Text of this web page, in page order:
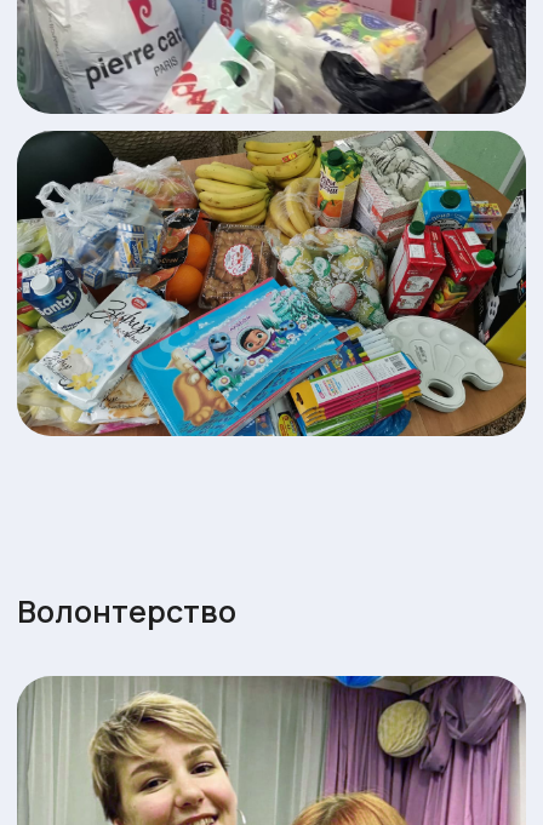
Наш фонд регулярно посещает детей в
Социально-реабилитационных центрах для
ребятам почувствовать счастье в праздники и
мы очень стараемся сделать праздничные дни
счастливыми для каждого ребенка.
Вы также можете пожертвовать игрушки,
сладкие подарки, которые будут радостью
для детей.
Подарки на праздники
Заполните заявкуи с вами свяжется куратор
команды волонтёров.
РАСПРОСТРАНЕНИЕ
ИНФОРМАЦИИ —
ТОЖЕ ПОМОЩЬ